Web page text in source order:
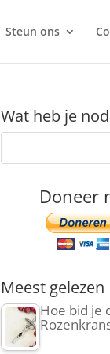
Steun ons
Wat heb je
Doneer
Meest gelezen
Hoe bid je